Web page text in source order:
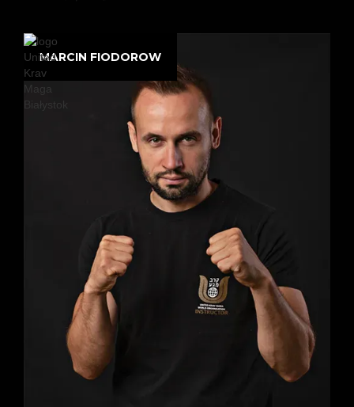
MARCIN FIODOROW